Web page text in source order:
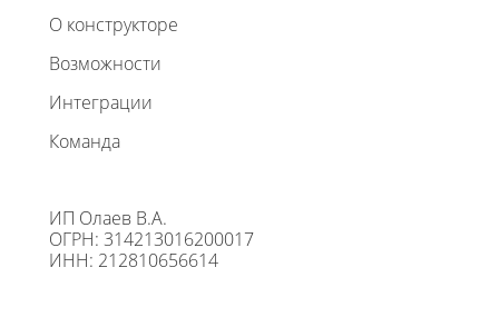
О конструкторе
Возможности
Интеграции
Команда
ИП Олаев В.А.
ОГРН: 314213016200017
ИНН: 212810656614